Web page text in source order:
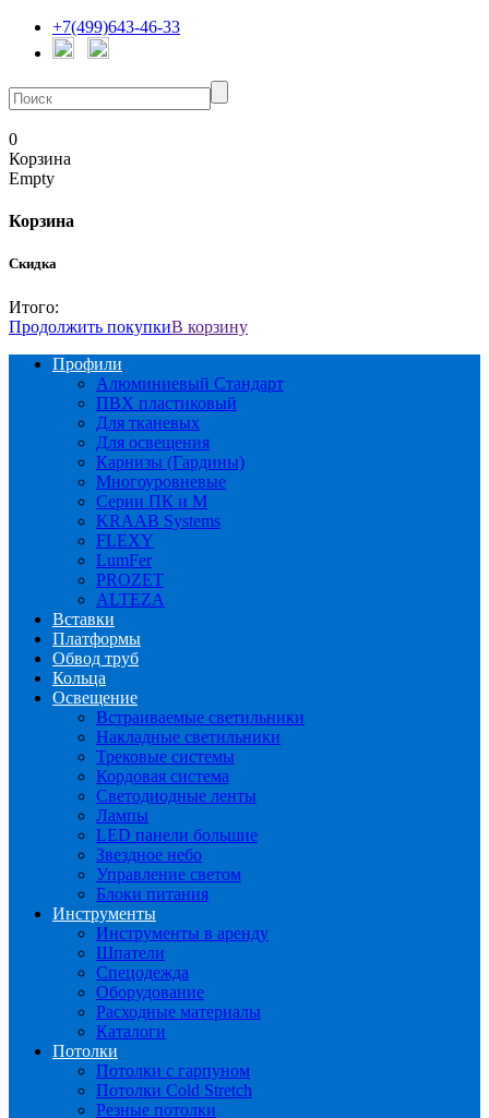
+7(499)643-46-33
0
Корзина
Empty
Корзина
Скидка
Итого:
Продолжить покупкиВ корзину
Профили
Алюминиевый Стандарт
ПВХ пластиковый
Для тканевых
Для освещения
Карнизы (Гардины)
Многоуровневые
Серии ПК и М
KRAAB Systems
FLEXY
LumFer
PROZET
ALTEZA
Вставки
Платформы
Обвод труб
Кольца
Освещение
Встраиваемые светильники
Накладные светильники
Трековые системы
Кордовая система
Светодиодные ленты
Лампы
LED панели большие
Звездное небо
Управление светом
Блоки питания
Инструменты
Инструменты в аренду
Шпатели
Спецодежда
Оборудование
Расходные материалы
Каталоги
Потолки
Потолки с гарпуном
Потолки Cold Stretch
Резные потолки